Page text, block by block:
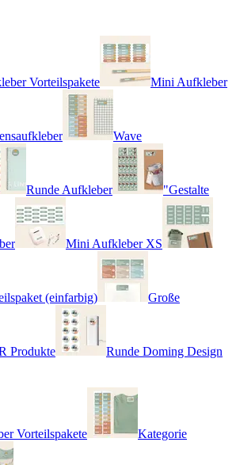
Vorteilspakete Mini Aufkleber
Wave
Runde Aufkleber "Gestalte
Mini Aufkleber XS
(einfarbig) Große
Produkte
Runde Doming Design
Vorteilspakete Kategorie